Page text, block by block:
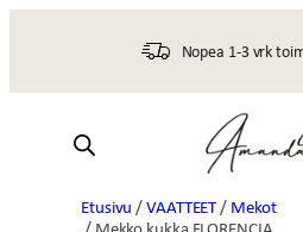
Nopea 1-3 vrk
Etusivu /VAATTEET/ Mekot